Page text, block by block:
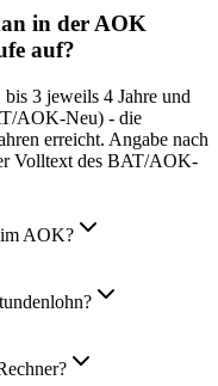
in der AOK
auf?
3 jeweils 4 Jahre und
AOK-Neu) - die
erreicht. Angabe nach
Volltext des BAT/AOK-
im AOK?